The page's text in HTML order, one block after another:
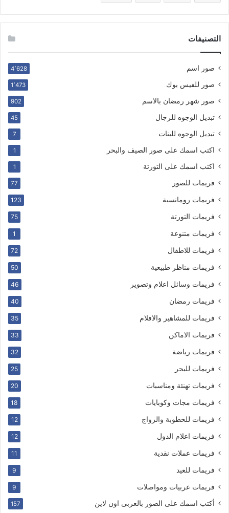
التصنيفات
صور اسم 4٬628
صور للفيس بوك 1٬473
صور شهر رمضان بالاسم 902
تبديل الوجوه للرجال 45
تبديل الوجوه للبنات 7
اكتب اسمك على صور الصيف والبحر 1
اكتب اسمك على التورتة 1
فريمات للصور 77
فريمات رومانسية 123
فريمات التورتة 75
فريمات متنوعة 1
فريمات للاطفال 72
فريمات مناظر طبيعية 50
فريمات وسائل اعلام وتصوير 46
فريمات رمضان 40
فريمات للمشاهير والافلام 35
فريمات الاماكن 33
فريمات رياضة 32
فريمات للبحر 25
فريمات تهنئة ومناسبات 20
فريمات مجات وكوبايات 18
فريمات للخطوبة والزواج 12
فريمات اعلام الدول 12
فريمات عملات نقدية 11
فريمات للعيد 9
فريمات عربيات ومواصلات 9
أكتب اسمك على الصور بالعربى اون لاين 157